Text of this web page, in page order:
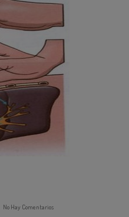
No Hay Comentarios